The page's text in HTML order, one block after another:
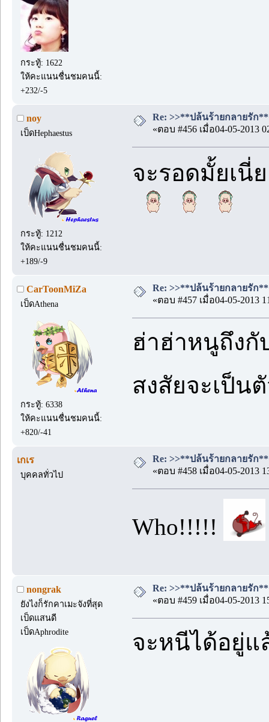
กระทู้: 1622
ให้คะแนนชื่นชมคนนี้:
+232/-5
noy
เป็ดHephaestus
กระทู้: 1212
ให้คะแนนชื่นชมคนนี้:
+189/-9
Re: >>**ปล้นร้ายกลายรัก
«ตอบ #456 เมื่อ04-05-2013
จะรอดมั้ยเนี่
CarToonMiZa
เป็ดAthena
กระทู้: 6338
ให้คะแนนชื่นชมคนนี้:
+820/-41
Re: >>**ปล้นร้ายกลายรัก
«ตอบ #457 เมื่อ04-05-2013
ฮ่าฮ่าหนูถึงกั
สงสัยจะเป็
เกเร
บุคคลทั่วไป
Re: >>**ปล้นร้ายกลายรัก
«ตอบ #458 เมื่อ04-05-2013
Who!!!!!
nongrak
ยังไงก็รักคาเมะจังที่สุด
เป็ดแสนดี
เป็ดAphrodite
Re: >>**ปล้นร้ายกลายรัก
«ตอบ #459 เมื่อ04-05-2013
จะหนีได้อยู่แ